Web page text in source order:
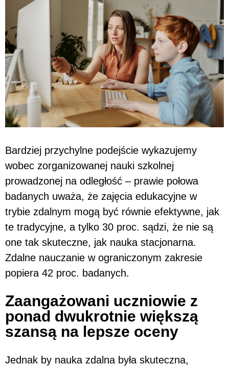
Bardziej przychylne podejście wykazujemy
wobec zorganizowanej nauki szkolnej
prowadzonej na odległość – prawie połowa
badanych uważa, że zajęcia edukacyjne w
trybie zdalnym mogą być równie efektywne, jak
te tradycyjne, a tylko 30 proc. sądzi, że nie są
one tak skuteczne, jak nauka stacjonarna.
Zdalne nauczanie w ograniczonym zakresie
popiera 42 proc. badanych.
Zaangażowani uczniowie z
ponad dwukrotnie większą
szansą na lepsze oceny
Jednak by nauka zdalna była skuteczna,